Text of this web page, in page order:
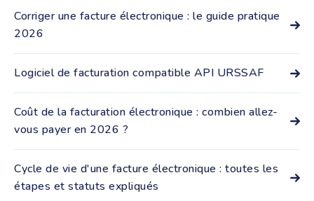
de la facturation électronique. La ...
Corriger une facture électronique : le guide pratique
2026
principe d'inaltérabilité interdit toute retouche ...
Logiciel de facturation compatible API URSSAF
immédiate du crédit d’impôt (AICI) dans ...
Coût de la facturation électronique : combien allez-
vous payer en 2026 ?
mois, selon le volume de factures et les ...
Cycle de vie d'une facture électronique : toutes les
étapes et statuts expliqués